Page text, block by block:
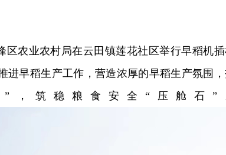
区农业农村局在云田镇莲花社区举行早稻机
进早稻生产工作，营造浓厚的早稻生产氛围
，筑稳粮食安全“压舱石”